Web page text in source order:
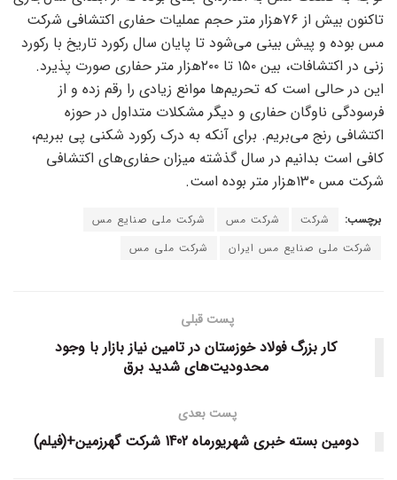
تاکنون بیش از ۷۶‌هزار متر حجم عملیات حفاری اکتشافی شرکت
مس بوده و پیش بینی می‌شود تا پایان سال رکورد تاریخ با رکورد
زنی در اکتشافات، بین ۱۵۰ تا ۲۰۰‌هزار متر حفاری صورت پذیرد.
این در حالی است که تحریم‌ها موانع زیادی را رقم زده و از
فرسودگی ناوگان حفاری و دیگر مشکلات متداول در حوزه
اکتشافی رنج می‌بریم. برای آنکه به درک رکورد شکنی پی ببریم،
کافی است بدانیم در سال گذشته میزان حفاری‌های اکتشافی
شرکت مس ۱۳۰‌هزار متر بوده است.
برچسب: شرکت شرکت مس
شرکت ملی صنایع مس
شرکت ملی صنایع مس ایران
شرکت ملی مس
پست قبلی
کار بزرگ فولاد خوزستان در تامین نیاز بازار با وجود
محدودیت‌های شدید برق
پست بعدی
دومین بسته خبری شهریورماه 1402 شرکت گهرزمین+(فیلم)